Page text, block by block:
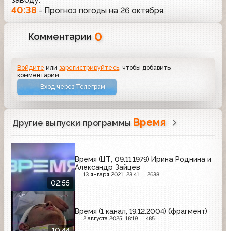
40:38 - Прогноз погоды на 26 октября.
Комментарии 0
Войдите илизарегистрируйтесь , чтобы добавить
комментарий
Вход через Телеграм
Другие выпуски программы Время
02:55
Время (ЦТ, 09.11.1979) Ирина Роднина и
Александр Зайцев
13 января 2021, 23:41 2638
Время (1 канал, 19.12.2004) (фрагмент)
2 августа 2025, 18:19 485